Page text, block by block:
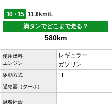
10・15
11.6km/L
満タンでどこまで走る？
580km
使用燃料
エンジン
レギュラー
ガソリン
駆動方式 FF
過給器（ターボ） -
燃費性能